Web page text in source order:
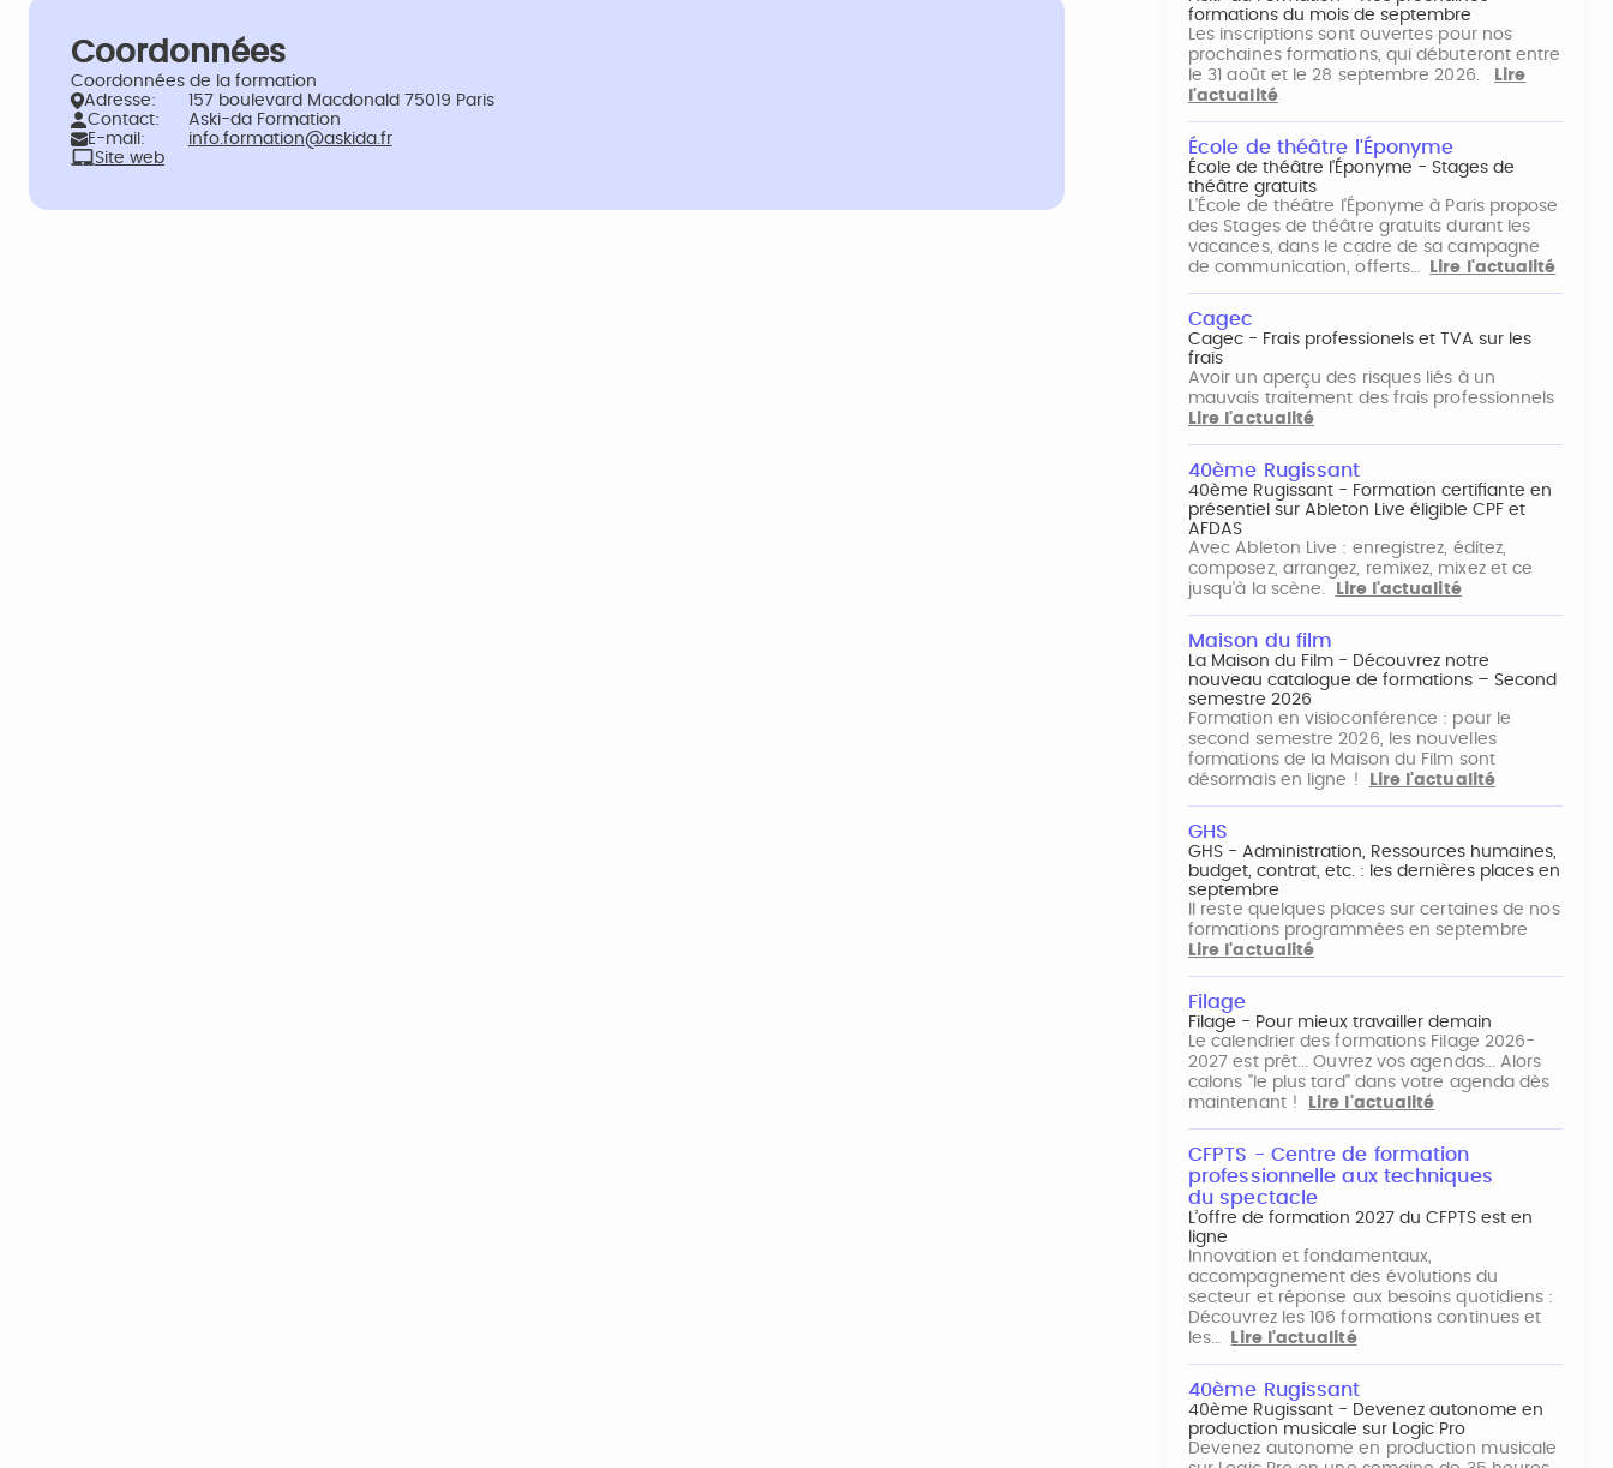
Coordonnées
Coordonnées de la formation
Adresse:
157 boulevard Macdonald 75019 Paris
Contact:
Aski-da Formation
E-mail:
info.formation@askida.fr
Site web
formations du mois de septembre
Les inscriptions sont ouvertes pour nos
prochaines formations, qui débuteront entre
le 31 août et le 28 septembre 2026.
Lire
l'actualité
École de théâtre l'Éponyme
École de théâtre l'Éponyme - Stages de
théâtre gratuits
L'École de théâtre l'Éponyme à Paris propose
des Stages de théâtre gratuits durant les
vacances, dans le cadre de sa campagne
de communication, offerts…
Lire l'actualité
Cagec
Cagec - Frais professionels et TVA sur les
frais
Avoir un aperçu des risques liés à un
mauvais traitement des frais professionnels
Lire l'actualité
40ème Rugissant
40ème Rugissant - Formation certifiante en
présentiel sur Ableton Live éligible CPF et
AFDAS
Avec Ableton Live : enregistrez, éditez,
composez, arrangez, remixez, mixez et ce
jusqu'à la scène.
Lire l'actualité
Maison du film
La Maison du Film - Découvrez notre
nouveau catalogue de formations – Second
semestre 2026
Formation en visioconférence : pour le
second semestre 2026, les nouvelles
formations de la Maison du Film sont
désormais en ligne !
Lire l'actualité
GHS
GHS - Administration, Ressources humaines,
budget, contrat, etc. : les dernières places en
septembre
Il reste quelques places sur certaines de nos
formations programmées en septembre
Lire l'actualité
Filage
Filage - Pour mieux travailler demain
Le calendrier des formations Filage 2026-
2027 est prêt... Ouvrez vos agendas... Alors
calons "le plus tard" dans votre agenda dès
maintenant !
Lire l'actualité
CFPTS - Centre de formation
professionnelle aux techniques
du spectacle
L’offre de formation 2027 du CFPTS est en
ligne
Innovation et fondamentaux,
accompagnement des évolutions du
secteur et réponse aux besoins quotidiens :
Découvrez les 106 formations continues et
les…
Lire l'actualité
40ème Rugissant
40ème Rugissant - Devenez autonome en
production musicale sur Logic Pro
Devenez autonome en production musicale